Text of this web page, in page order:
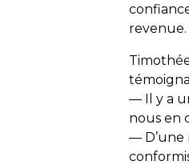
revenue.
— Il y a
nous en
— D’une